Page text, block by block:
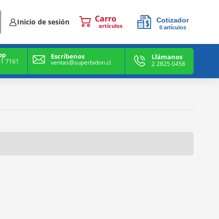
Inicio de sesión artículos
Cotizador
0artículos
7161
Escríbenos
ventas@superbidon.cl
Llámanos
2 2825 0458